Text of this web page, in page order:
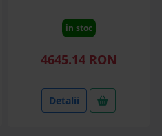
in stoc
4645.14 RON
Detalii